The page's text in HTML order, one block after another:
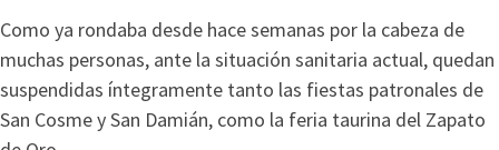
Como ya rondaba desde hace semanas por la cabeza de
muchas personas, ante la situación sanitaria actual, quedan
suspendidas íntegramente tanto las fiestas patronales de
San Cosme y San Damián, como la feria taurina del Zapato